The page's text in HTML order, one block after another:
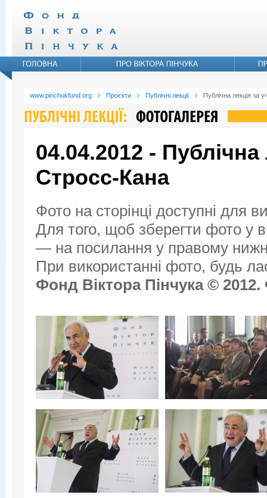
www.pinchukfund.org Проєкти Публічні лекції Публічна лекція за
04.04.2012 - Публічна
Стросс-Кана
Фото на сторінці доступні для
Для того, щоб зберегти фото у
— на посилання у правому
При використанні фото, будь
Фонд Віктора Пінчука ©